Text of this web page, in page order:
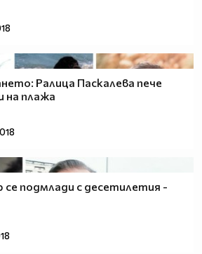
Ралица Паскалева пече
на плажа
се подмлади с десетилетия -